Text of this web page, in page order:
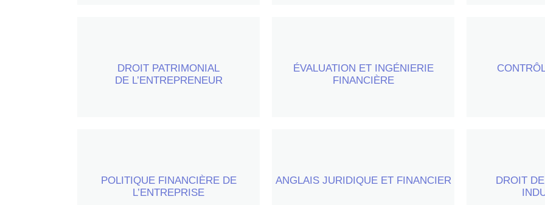
DROIT PATRIMONIAL
DE L’ENTREPRENEUR
30 heures par semestre
ÉVALUATION ET INGÉNIERIE
FINANCIÈRE
20 heures par semestre 20
POLITIQUE FINANCIÈRE DE
L’ENTREPRISE
20 heures par semestre ANGLAIS JURIDIQUE ET FINANCIER
15 heures de travaux dirigés
DROIT
30